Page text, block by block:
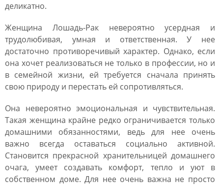
деликатно.
Женщина Лошадь-Рак невероятно усердная и
трудолюбивая, умная и ответственная. У нее
достаточно противоречивый характер. Однако, если
она хочет реализоваться не только в профессии, но и
в семейной жизни, ей требуется сначала принять
свою природу и перестать ей сопротивляться.
Она невероятно эмоциональная и чувствительная.
Такая женщина крайне редко ограничивается только
домашними обязанностями, ведь для нее очень
важно всегда оставаться социально активной.
Становится прекрасной хранительницей домашнего
очага, умеет создавать комфорт, тепло и уют в
собственном доме. Для нее очень важна не просто